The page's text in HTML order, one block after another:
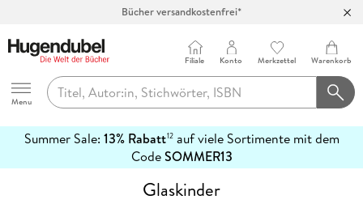
Bücher versandkostenfrei*
Abholung in über 100 Filialen
Hugendubel
Menu
Filiale Konto Merkzettel Warenkorb
Summer Sale: 13% Rabatt12auf viele Sortimente mit dem
CodeSOMMER13
erfahren
Glaskinder